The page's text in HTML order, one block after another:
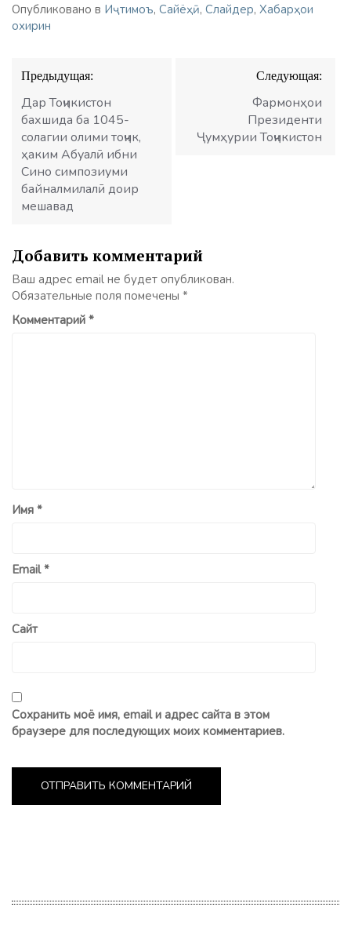
Опубликовано в Иҷтимоъ, Сайёҳӣ, Слайдер, Хабарҳои
охирин
Навигация
по
записям
Предыдущая:
Дар Тоҷикистон
бахшида ба 1045-
солагии олими тоҷик,
ҳаким Абуалӣ ибни
Сино симпозиуми
байналмилалӣ доир
мешавад
Следующая:
Фармонҳои
Президенти
Ҷумҳурии Тоҷикистон
Добавить комментарий
Ваш адрес email не будет опубликован.
Обязательные поля помечены *
Комментарий *
Имя *
Email*
Сайт
Сохранить моё имя, email и адрес сайта в этом
браузере для последующих моих комментариев.